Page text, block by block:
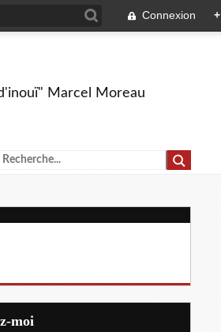
Connexion +
Marcel Moreau
moi